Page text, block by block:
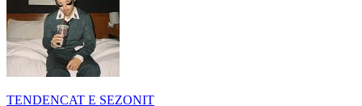
TENDENCAT E SEZONIT